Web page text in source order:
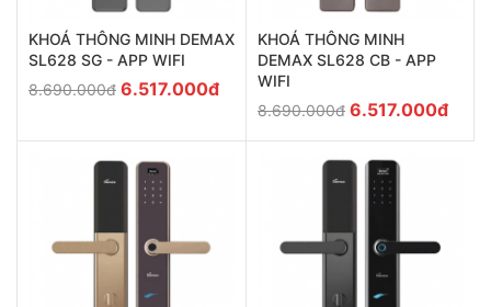
KHOÁ THÔNG MINH DEMAX
SL628 SG - APP WIFI
8.690.000đ 6.517.000đ
KHOÁ THÔNG MINH
DEMAX SL628 CB - APP
WIFI
8.690.000đ 6.517.000đ